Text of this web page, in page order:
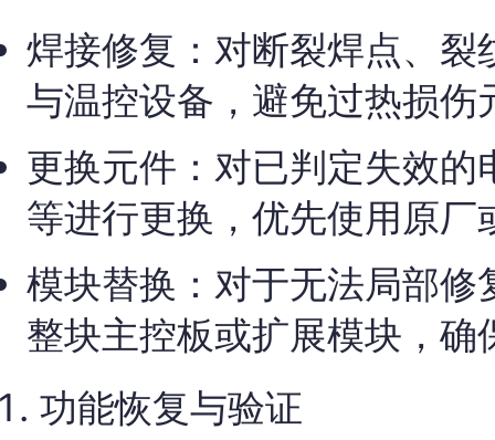
焊接修复：对断裂焊点、
与温控设备，避免过热损伤
更换元件：对已判定失效
等进行更换，优先使用原厂
模块替换：对于无法局部
整块主控板或扩展模块，
功能恢复与验证